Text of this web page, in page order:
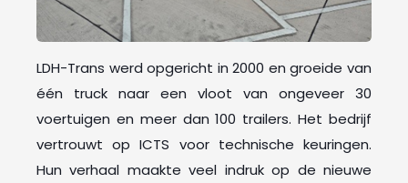
LDH-Trans werd opgericht in 2000 en groeide van
één truck naar een vloot van ongeveer 30
voertuigen en meer dan 100 trailers. Het bedrijf
vertrouwt op ICTS voor technische keuringen.
Hun verhaal maakte veel indruk op de nieuwe